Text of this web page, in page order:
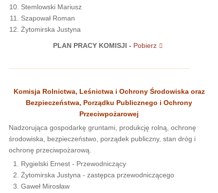
Stemlowski Mariusz
Szapował Roman
Żytomirska Justyna
PLAN PRACY KOMISJI - Pobierz
Komisja Rolnictwa, Leśnictwa i Ochrony Środowiska oraz
Bezpieczeństwa, Porządku Publicznego i Ochrony
Przeciwpożarowej
Nadzorująca gospodarkę gruntami, produkcję rolną, ochronę
środowiska, bezpieczeństwo, porządek publiczny, stan dróg i
ochronę przeciwpożarową.
Rygielski Ernest - Przewodniczący
Żytomirska Justyna - zastępca przewodniczącego
Gaweł Mirosław